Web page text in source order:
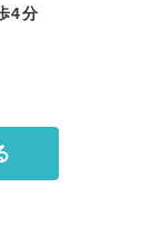
4分